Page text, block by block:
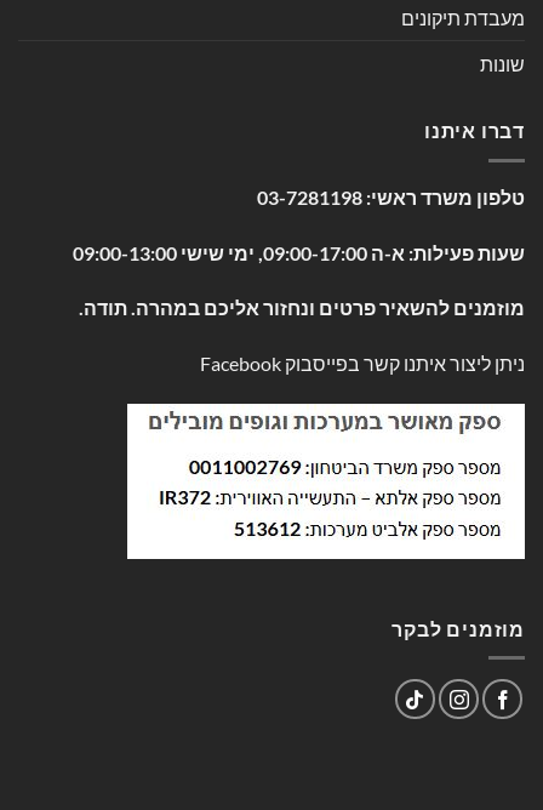
מעבדת תיקונים
שונות
דברו איתנו
טלפון משרד ראשי: 03-7281198
שעות פעילות: א-ה 09:00-17:00, ימי שישי 09:00-13:00
מוזמנים להשאיר פרטים ונחזור אליכם במהרה. תודה.
ניתן ליצור איתנו קשר בפייסבוק Facebook
מוזמנים לבקר